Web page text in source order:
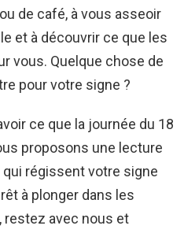
de café, à vous asseoir
et à découvrir ce que les
vous. Quelque chose de
pour votre signe ?
ce que la journée du 18
proposons une lecture
régissent votre signe
à plonger dans les
restez avec nous et